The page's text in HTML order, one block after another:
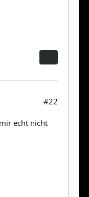
#22
echt nicht